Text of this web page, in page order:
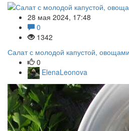
28 мая 2024, 17:48
0
1342
Салат с молодой капустой,
0
ElenaLeonova